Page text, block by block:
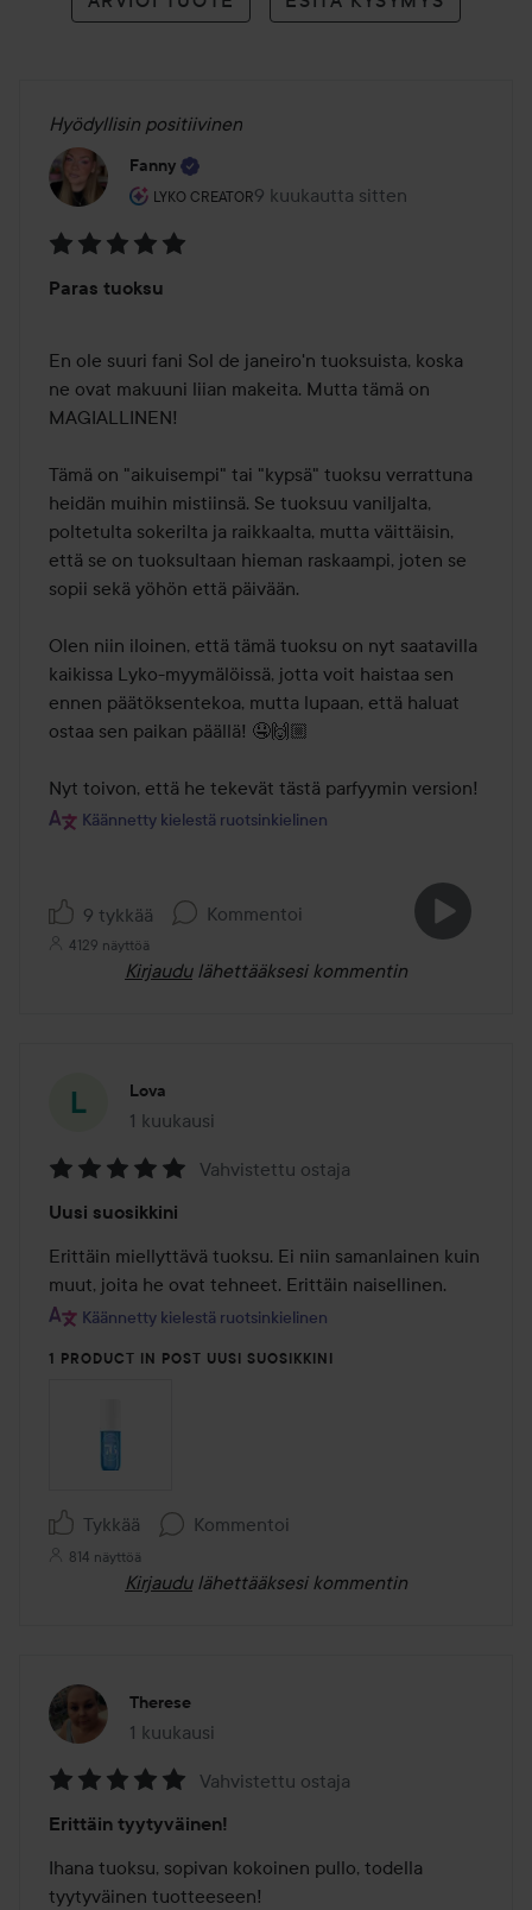
Hyödyllisin positiivinen
Fanny
LYKO CREATOR
Käyttäjän rooli: Lyko Creator.
9 kuukautta sitten
Viesti luotiin 9 kuukautta sitten
5
5
Paras tuoksu
En ole suuri fani Sol de janeiro'n tuoksuista, koska
ne ovat makuuni liian makeita. Mutta tämä on
MAGIALLINEN!
Tämä on "aikuisempi" tai "kypsä" tuoksu verrattuna
heidän muihin mistiinsä. Se tuoksuu vaniljalta,
poltetulta sokerilta ja raikkaalta, mutta väittäisin,
että se on tuoksultaan hieman raskaampi, joten se
sopii sekä yöhön että päivään.
Olen niin iloinen, että tämä tuoksu on nyt saatavilla
kaikissa Lyko-myymälöissä, jotta voit haistaa sen
ennen päätöksentekoa, mutta lupaan, että haluat
ostaa sen paikan päällä! 🤤🙌🏼
Nyt toivon, että he tekevät tästä parfyymin version!
Käännetty kielestä ruotsinkielinen
9 tykkää Kommentoi
4129 näyttöä
Kirjaudu lähettääksesi kommentin
Lova
1 kuukausi
Viesti luotiin 1 kuukausi
5
/
5
Vahvistettu ostaja
Uusi suosikkini
Erittäin miellyttävä tuoksu. Ei niin samanlainen kuin
muut, joita he ovat tehneet. Erittäin naisellinen.
Käännetty kielestä ruotsinkielinen
1 PRODUCT IN POST UUSI SUOSIKKINI
Tykkää Kommentoi
814 näyttöä
Kirjaudu lähettääksesi kommentin
Therese
1 kuukausi
Viesti luotiin 1 kuukausi
5
/
5
Vahvistettu ostaja
Erittäin tyytyväinen!
Ihana tuoksu, sopivan kokoinen pullo, todella
tyytyväinen tuotteeseen!